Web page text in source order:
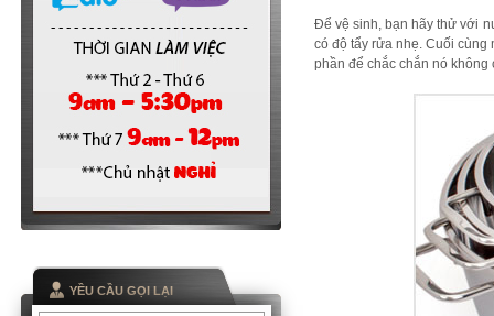
YỀU CẦU GỌI LẠI
Để vệ sinh, bạn hãy thử với
có độ tẩy rửa nhẹ. Cuối cùng
phần để chắc chắn nó không